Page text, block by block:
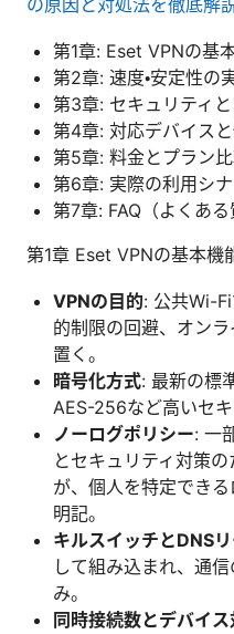
の原因と対処法を徹底解
第1章: Eset VPNの基
第2章: 速度・安定性の
第3章: セキュリティ
第4章: 対応デバイス
第5章: 料金とプラン
第6章: 実際の利用シ
第7章: FAQ（よくある
第1章 Eset VPNの基本機
VPNの目的: 公共Wi-
的制限の回避、オン
置く。
暗号化方式: 最新の標
AES-256など高いセキ
ノーログポリシー: 一
とセキュリティ対策
が、個人を特定でき
明記。
キルスイッチとDNS
して組み込まれ、通
み。
同時接続数とデバイ